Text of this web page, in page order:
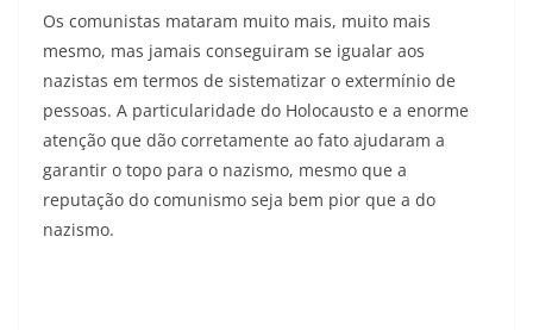
Os comunistas mataram muito mais, muito mais
mesmo, mas jamais conseguiram se igualar aos
nazistas em termos de sistematizar o extermínio de
pessoas. A particularidade do Holocausto e a enorme
atenção que dão corretamente ao fato ajudaram a
garantir o topo para o nazismo, mesmo que a
reputação do comunismo seja bem pior que a do
nazismo.